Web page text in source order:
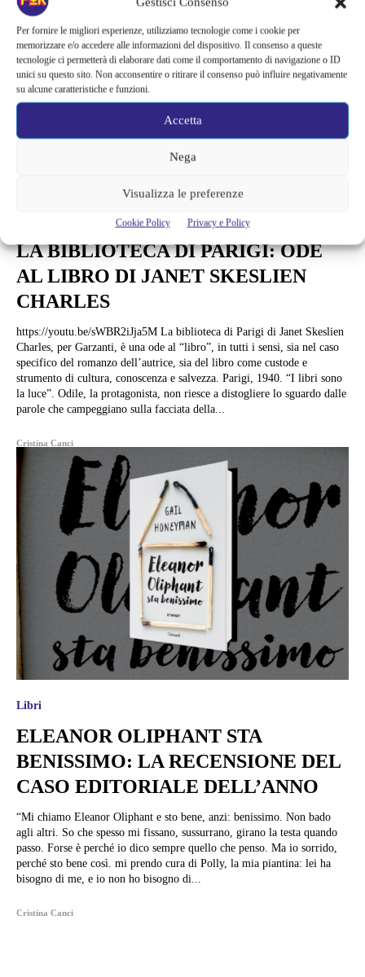
Per fornire le migliori esperienze, utilizziamo tecnologie come i cookie per
memorizzare e/o accedere alle informazioni del dispositivo. Il consenso a queste
tecnologie ci permetterà di elaborare dati come il comportamento di navigazione o ID
unici su questo sito. Non acconsentire o ritirare il consenso può influire negativamente
su alcune caratteristiche e funzioni.
Accetta
Nega
Visualizza le preferenze
Cookie Policy Privacy e Policy
LA BIBLIOTECA DI PARIGI: ODE
AL LIBRO DI JANET SKESLIEN
CHARLES
https://youtu.be/sWBR2iJja5M La biblioteca di Parigi di Janet Skeslien
Charles, per Garzanti, è una ode al “libro”, in tutti i sensi, sia nel caso
specifico del romanzo dell’autrice, sia del libro come custode e
strumento di cultura, conoscenza e salvezza. Parigi, 1940. “I libri sono
la luce”. Odile, la protagonista, non riesce a distogliere lo sguardo dalle
parole che campeggiano sulla facciata della...
Cristina Canci
Libri
ELEANOR OLIPHANT STA
BENISSIMO: LA RECENSIONE DEL
CASO EDITORIALE DELL’ANNO
“Mi chiamo Eleanor Oliphant e sto bene, anzi: benissimo. Non bado
agli altri. So che spesso mi fissano, sussurrano, girano la testa quando
passo. Forse è perché io dico sempre quello che penso. Ma io sorrido,
perché sto bene così. mi prendo cura di Polly, la mia piantina: lei ha
bisogno di me, e io non ho bisogno di...
Cristina Canci